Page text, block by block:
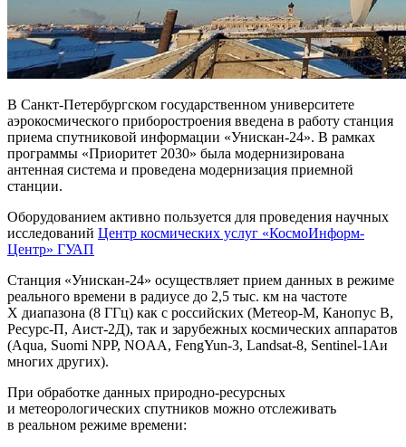
В Санкт-Петербургском государственном университете
аэрокосмического приборостроения введена в работу станция
приема спутниковой информации «Унискан-24». В рамках
программы «Приоритет 2030» была модернизирована
антенная система и проведена модернизация приемной
станции.
Оборудованием активно пользуется для проведения научных
исследований Центр космических услуг «КосмоИнформ-
Центр» ГУАП
Станция «Унискан-24» осуществляет прием данных в режиме
реального времени в радиусе до 2,5 тыс. км на частоте
Х диапазона (8 ГГц) как с российских (Метеор-М, Канопус В,
Ресурс-П, Аист-2Д), так и зарубежных космических аппаратов
(Aqua, Suomi NPP, NOAA, FengYun-3, Landsat-8, Sentinel-1Аи
многих других).
При обработке данных природно-ресурсных
и метеорологических спутников можно отслеживать
в реальном режиме времени: